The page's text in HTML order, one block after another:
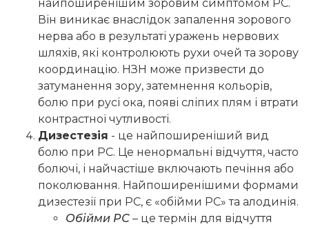
найпоширенішим зоровим симптомом РС.
Він виникає внаслідок запалення зорового
нерва або в результаті уражень нервових
шляхів, які контролюють рухи очей та зорову
координацію. НЗН може призвести до
затуманення зору, затемнення кольорів,
болю при русі ока, появі сліпих плям і втрати
контрастної чутливості.
Дизестезія - це найпоширеніший вид
болю при РС. Це ненормальні відчуття, часто
болючі, і найчастіше включають печіння або
поколювання. Найпоширенішими формами
дизестезії при РС, є «обійми РС» та алодинія.
Обійми РС – це термін для відчуття